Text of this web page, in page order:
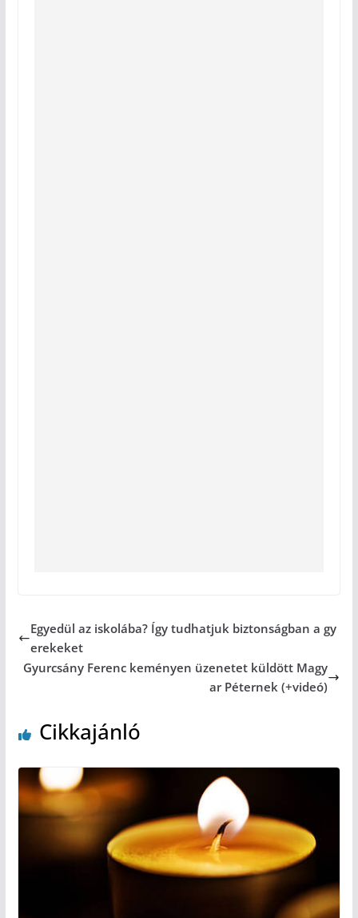
Egyedül az iskolába? Így tudhatjuk biztonságban a gy
erekeket
Gyurcsány Ferenc keményen üzenetet küldött Magy
ar Péternek (+videó)
Cikkajánló